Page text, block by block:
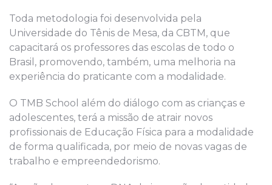
Toda metodologia foi desenvolvida pela
Universidade do Tênis de Mesa, da CBTM, que
capacitará os professores das escolas de todo o
Brasil, promovendo, também, uma melhoria na
experiência do praticante com a modalidade.
O TMB School além do diálogo com as crianças e
adolescentes, terá a missão de atrair novos
profissionais de Educação Física para a modalidade
de forma qualificada, por meio de novas vagas de
trabalho e empreendedorismo.